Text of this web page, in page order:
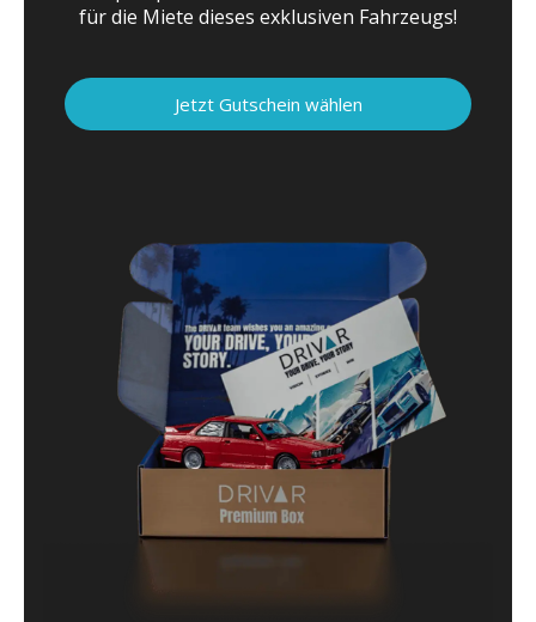
für die Miete dieses exklusiven Fahrzeugs!
Jetzt Gutschein wählen